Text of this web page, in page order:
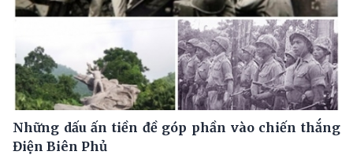
Những dấu ấn tiền đề góp phần vào chiến thắng
Điện Biên Phủ